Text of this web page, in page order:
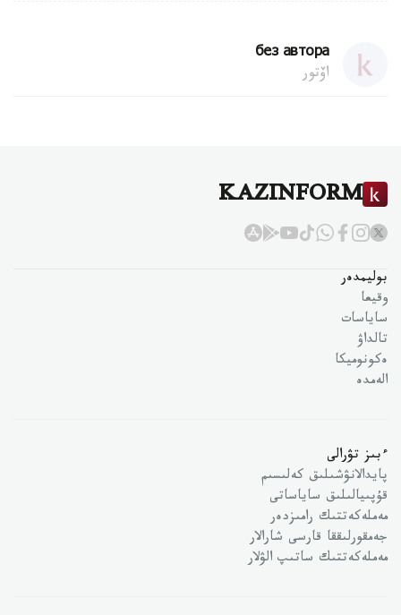
без автора
اۆتور
KAZINFORM
بوليمدەر
وقيعا
ساياسات
تالداۋ
ەكونوميكا
الەمدە
ءبىز تۋرالى
پايدالانۋشىلىق كەلىسىم
قۇپىيالىلىق ساياساتى
مەملەكەتتىك رامىزدەر
جەمقورلىققا قارسى شارالار
مەملەكەتتىك ساتىپ الۋلار